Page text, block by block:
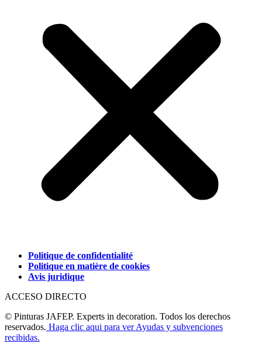
Politique de confidentialité
Politique en matière de cookies
Avis juridique
ACCESO DIRECTO
© Pinturas JAFEP. Experts in decoration. Todos los derechos
reservados. Haga clic aqui para ver Ayudas y subvenciones
recibidas.